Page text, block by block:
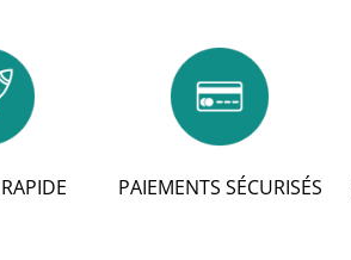
PAIEMENTS SÉCURISÉS